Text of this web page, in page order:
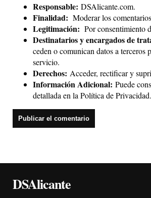
Responsable: DSAlicante.com.
Finalidad: Moderar los
Legitimación: Por consentimiento
Destinatarios y encargados de
ceden o comunican datos a terceros
servicio.
Derechos: Acceder, rectificar y
Información Adicional: Puede
detallada en la Política de Privacidad.
DSAlicante